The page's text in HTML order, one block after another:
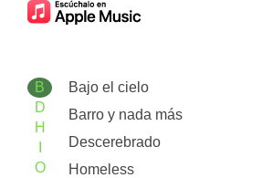
B
D
H
O
Bajo el cielo
Barro y nada más
Descerebrado
Homeless